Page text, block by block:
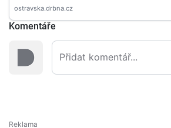
Komentáře